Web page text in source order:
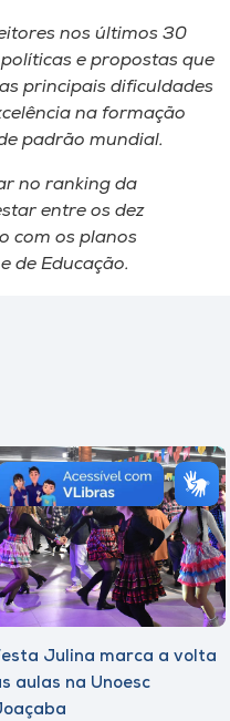
nos últimos 30
e propostas que
principais dificuldades
na formação
padrão mundial.
no ranking da
entre os dez
com os planos
de Educação.
Julina marca a volta
aulas na Unoesc